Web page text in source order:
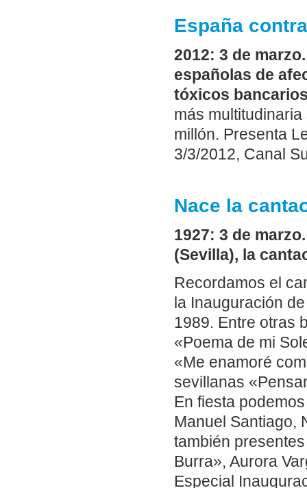
España
2012: 3 de
españolas de
tóxicos
más
millón. Presenta
3/3/2012, Canal
Nace la
1927: 3 de
(Sevilla), la
Recordamos el
la Inauguración
1989. Entre otras
«Poema de mi
«Me enamoré
sevillanas
En fiesta
Manuel Santiago,
también
Burra», Aurora
Especial